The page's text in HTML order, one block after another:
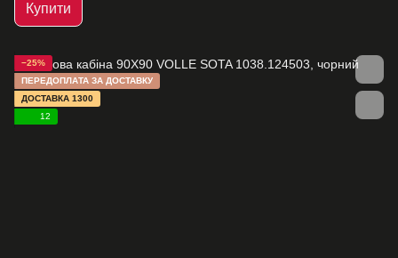
Купити
−25%
ПЕРЕДОПЛАТА ЗА ДОСТАВКУ
ДОСТАВКА 1300
12